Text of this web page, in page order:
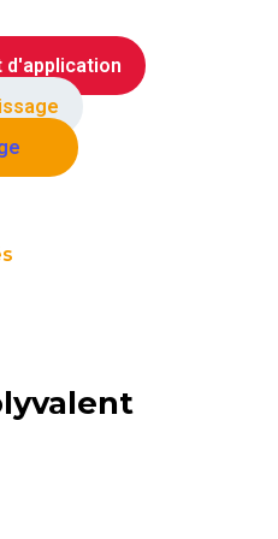
d'application